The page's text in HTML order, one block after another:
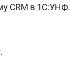
CRM в 1С:УНФ.